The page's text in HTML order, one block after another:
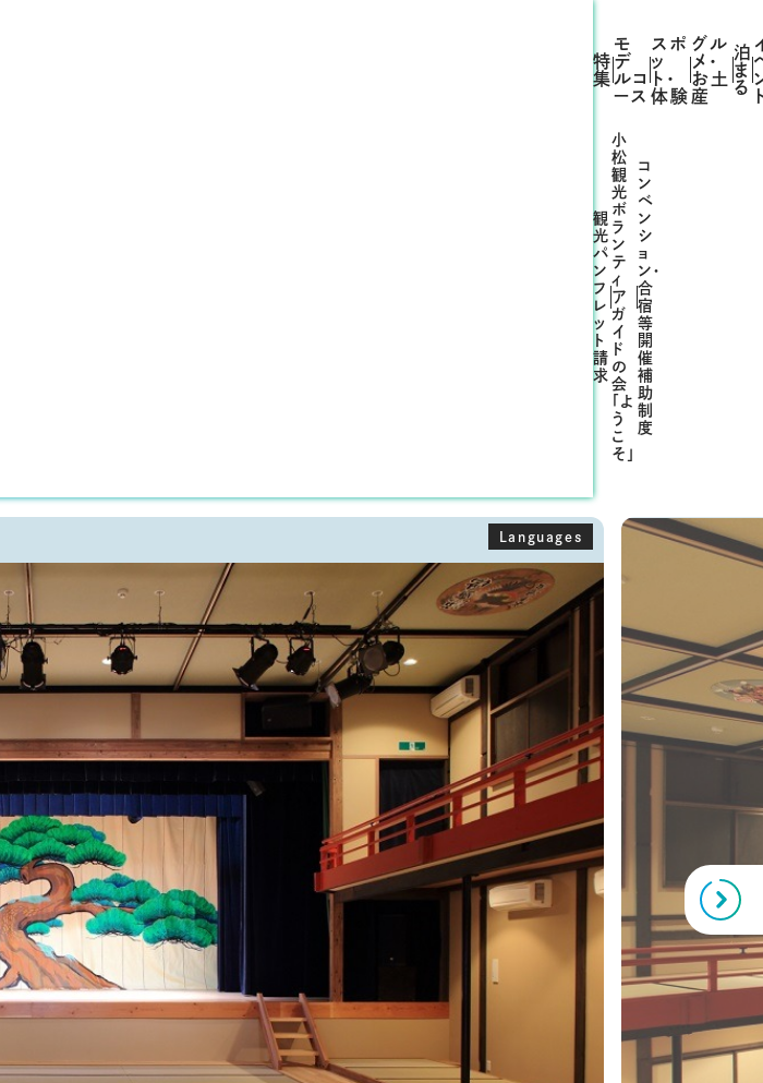
特
集
モ
デ
ルコ
ース
スポ
ッ
ト・
体験
グル
メ・
お土
産
泊
ま
る
観
光
パ
ン
フ
レ
ッ
ト
請
求
小
松
観
光
ボ
ラ
ン
テ
ィ
ア
ガ
イ
ド
の
会
「よ
う
こ
そ」
コ
ン
ベ
ン
シ
ョ
ン・
合
宿
等
開
催
補
助
制
度
Languages
Next